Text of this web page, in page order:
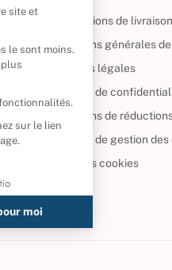
Informations de livraison
Conditions générales
Mentions légales
Politique de
Conditions de
Politique de gestion
Gérer vos cookies